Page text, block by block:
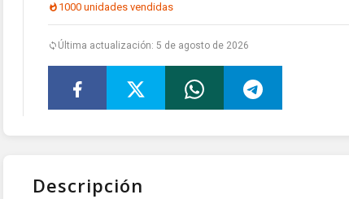
1000 unidades vendidas
Última actualización: 5 de agosto de 2026
Descripción